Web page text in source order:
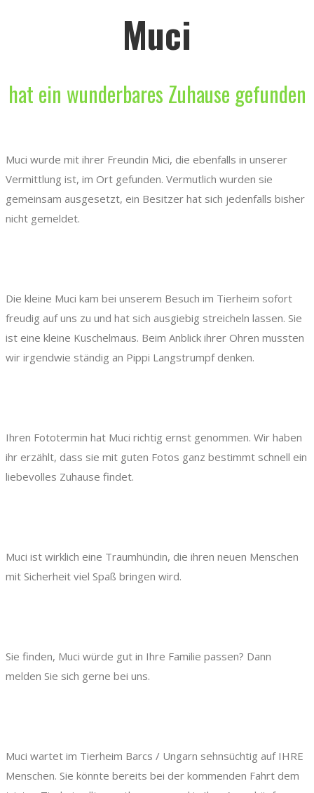
Muci
hat ein wunderbares Zuhause gefunden
Muci wurde mit ihrer Freundin Mici, die ebenfalls in unserer
Vermittlung ist, im Ort gefunden. Vermutlich wurden sie
gemeinsam ausgesetzt, ein Besitzer hat sich jedenfalls bisher
nicht gemeldet.
Die kleine Muci kam bei unserem Besuch im Tierheim sofort
freudig auf uns zu und hat sich ausgiebig streicheln lassen. Sie
ist eine kleine Kuschelmaus. Beim Anblick ihrer Ohren mussten
wir irgendwie ständig an Pippi Langstrumpf denken.
Ihren Fototermin hat Muci richtig ernst genommen. Wir haben
ihr erzählt, dass sie mit guten Fotos ganz bestimmt schnell ein
liebevolles Zuhause findet.
Muci ist wirklich eine Traumhündin, die ihren neuen Menschen
mit Sicherheit viel Spaß bringen wird.
Sie finden, Muci würde gut in Ihre Familie passen? Dann
melden Sie sich gerne bei uns.
Muci wartet im Tierheim Barcs / Ungarn sehnsüchtig auf IHRE
Menschen. Sie könnte bereits bei der kommenden Fahrt dem